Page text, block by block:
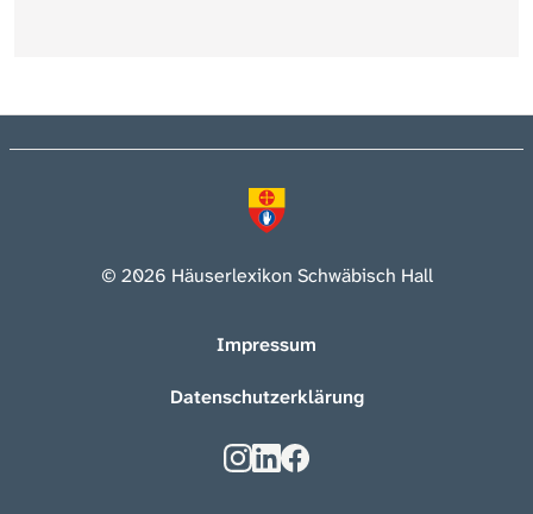
© 2026 Häuserlexikon Schwäbisch Hall
Impressum
Datenschutzerklärung